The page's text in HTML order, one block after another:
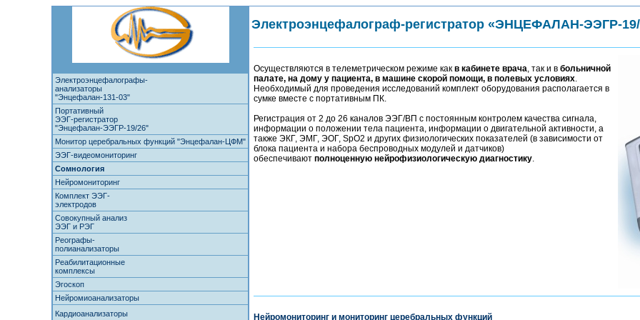
Электроэнцефалографы-
анализаторы
"Энцефалан-131-03"
Портативный
ЭЭГ-регистратор
"Энцефалан-ЭЭГР-19/26"
Монитор церебральных функций "Энцефалан-ЦФМ"
ЭЭГ-видеомониторинг
Сомнология
Нейромониторинг
Комплект ЭЭГ-
электродов
Совокупный анализ
ЭЭГ и РЭГ
Реографы-
полианализаторы
Реабилитационные
комплексы
Эгоскоп
Нейромиоанализаторы
Кардиоанализаторы
Электроэнцефалограф-регистратор «ЭНЦЕФАЛАН-ЭЭГР-
Осуществляются в телеметрическом режиме как в кабинете врача, так и в больничной
палате, на дому у пациента, в машине скорой помощи, в полевых условиях.
Необходимый для проведения исследований комплект оборудования располагается в
сумке вместе с портативным ПК.
Регистрация от 2 до 26 каналов ЭЭГ/ВП с постоянным контролем качества сигнала,
информации о положении тела пациента, информации о двигательной активности, а
также ЭКГ, ЭМГ, ЭОГ, SpO2 и других физиологических показателей (в зависимости от
блока пациента и набора беспроводных модулей и датчиков)
обеспечивают полноценную нейрофизиологическую диагностику.
Нейромониторинг и мониторинг церебральных функций